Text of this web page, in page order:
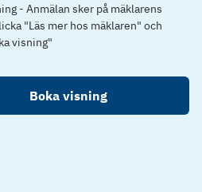
- Anmälan sker på mäklarens
"Läs mer hos mäklaren" och
visning"
Boka visning